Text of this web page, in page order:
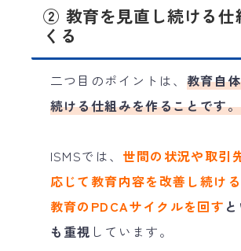
② 教育を見直し続ける仕
くる
二つ目のポイントは、 教育自
続ける仕組みを作ることです。
ISMSでは、 世間の状況や取引
応じて教育内容を改善し続ける
教育のPDCAサイクルを回す
も重視 しています。